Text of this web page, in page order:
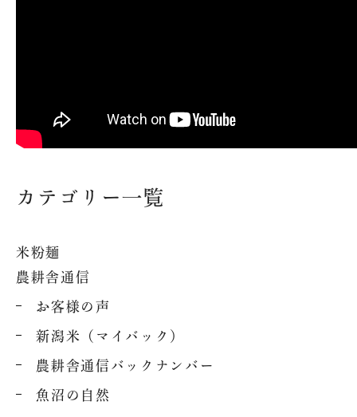
魚沼産コシヒカリの魚沼農
配送・送料について
特定商取引法に基づく表記
プライバシーポリシー
カテゴリー一覧
米粉麺
農耕舎通信
お客様の声
新潟米（マイバック）
農耕舎通信バックナンバー
魚沼の自然